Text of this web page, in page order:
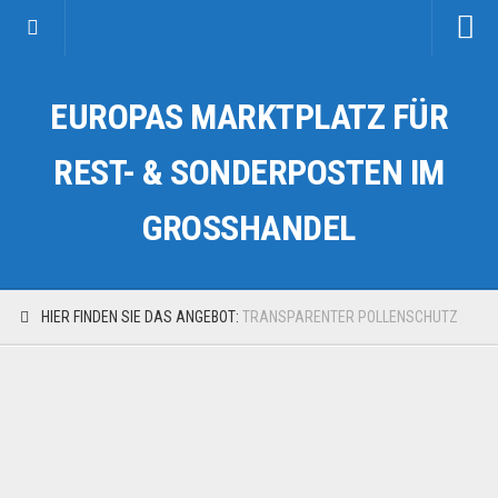
Kategorien
Auto & Motorrad
Fahrzeuge & Transport
EUROPAS MARKTPLATZ FÜR
REST- & SONDERPOSTEN IM
GROSSHANDEL
HIER FINDEN SIE DAS ANGEBOT: TRANSPARENTER POLLENSCHUTZ